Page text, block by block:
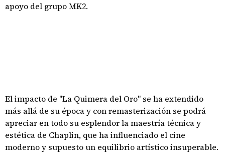
apoyo del grupo MK2.
El impacto de "La Quimera del Oro" se ha extendido
más allá de su época y con remasterización se podrá
apreciar en todo su esplendor la maestría técnica y
estética de Chaplin, que ha influenciado el cine
moderno y supuesto un equilibrio artístico insuperable.